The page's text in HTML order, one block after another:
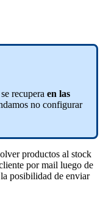
recupera en las
no configurar
productos al stock
por mail luego de
posibilidad de enviar